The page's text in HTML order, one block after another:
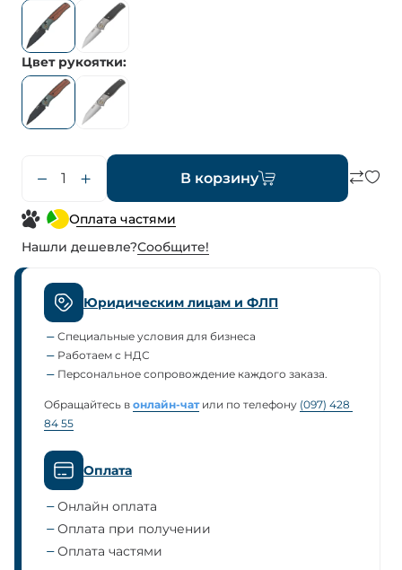
Цвет рукоятки
В корзину
Оплата частями
Нашли дешевле?Сообщите!
Юридическим лицам и ФЛП
Специальные условия для бизнеса
Работаем с НДС
Персональное сопровождение каждого заказа.
Обращайтесь в онлайн-чатили по телефону (097) 428
84 55
Оплата
Онлайн оплата
Оплата при получении
Оплата частями